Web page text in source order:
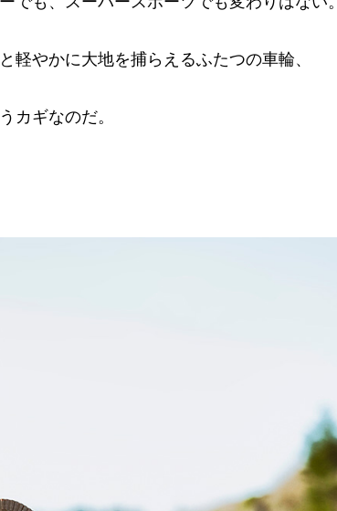
軽やかに大地を捕らえるふたつの車輪、
カギなのだ。